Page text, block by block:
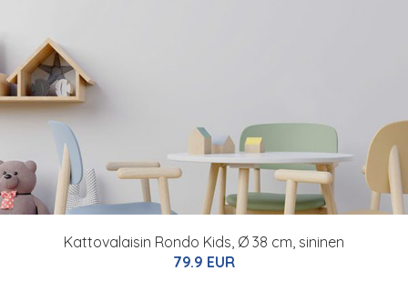
Kattovalaisin Rondo Kids, Ø 38 cm, sininen
79.9 EUR